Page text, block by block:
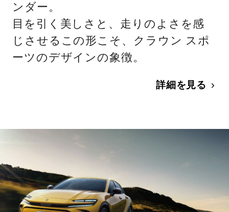
ンダー。
目を引く美しさと、走りのよさを感
じさせるこの形こそ、クラウン スポ
ーツのデザインの象徴。
詳細を見る